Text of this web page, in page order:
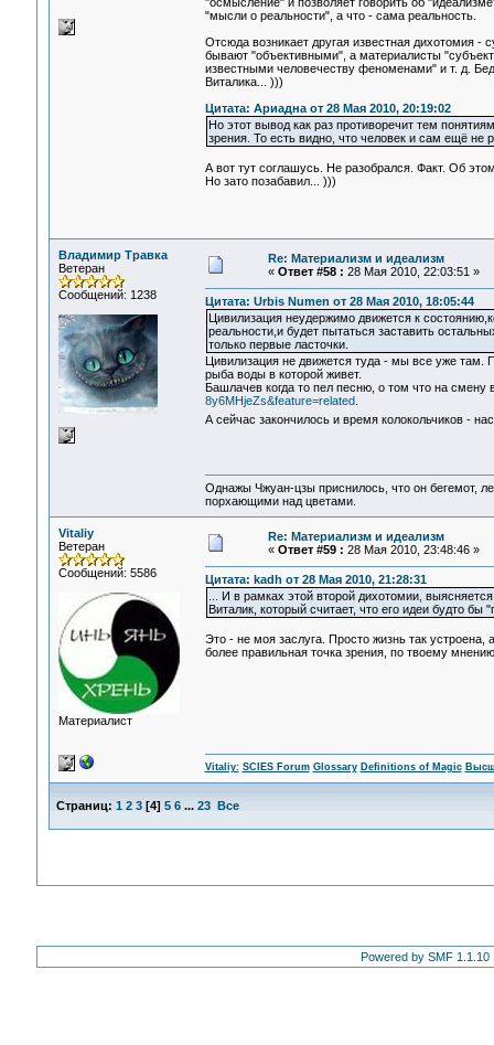
"мысли о реальности", а что - сама реальность.
Отсюда возникает другая известная дихотомия -
бывают "объективными", а материалисты
известными человечеству феноменами" и т. д.
Виталика... )))
Цитата: Ариадна от 28 Мая 2010, 20:19:02
Но этот вывод как раз противоречит тем
зрения. То есть видно, что человек и сам ещё не
А вот тут соглашусь. Не разобрался. Факт. Об
Но зато позабавил... )))
Владимир Травка
Ветеран
Сообщений: 1238
Re: Материализм и идеализм
« Ответ #58 : 28 Мая 2010, 22:03:51 »
Цитата: Urbis Numen от 28 Мая 2010, 18:05:44
Цивилизация неудержимо движется к
реальности,и будет пытаться заставить
только первые ласточки.
Цивилизация не движется туда - мы все уже там.
рыба воды в которой живет.
Башлачев когда то пел песню, о том что на
8y6MHjeZs&feature=related
А сейчас закончилось и время колокольчиков -
Однажы Чжуан-цзы приснилось, что он бегемот,
порхающими над цветами.
Vitaliy
Ветеран
Сообщений: 5586
Материалист
Re: Материализм и идеализм
« Ответ #59 : 28 Мая 2010, 23:48:46 »
Цитата: kadh от 28 Мая 2010, 21:28:31
... И в рамках этой второй дихотомии,
Виталик, который считает, что его идеи будто
Это - не моя заслуга. Просто жизнь так
более правильная точка зрения, по твоему
Vitaliy: SCIES Forum Glossary Definitions of Magic
Страниц: 1 2 3[4] 5 6 ... 23 Все
Powered by SMF 1.1.10